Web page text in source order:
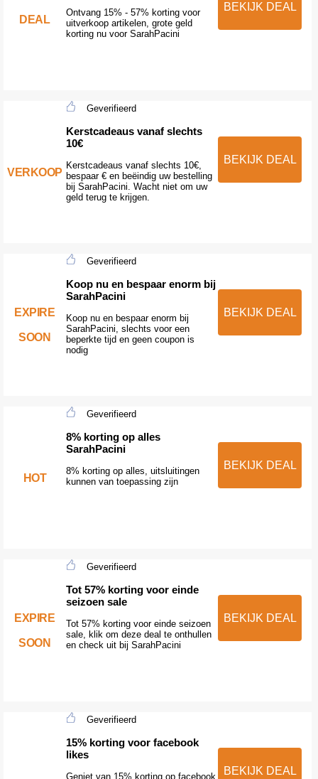
DEAL
Ontvang 15% - 57% korting voor
uitverkoop artikelen, grote geld
korting nu voor SarahPacini
BEKIJK DEAL
VERKOOP
Geverifieerd
Kerstcadeaus vanaf slechts
10€
Kerstcadeaus vanaf slechts 10€,
bespaar € en beëindig uw bestelling
bij SarahPacini. Wacht niet om uw
geld terug te krijgen.
BEKIJK DEAL
EXPIRE
SOON
Geverifieerd
Koop nu en bespaar enorm bij
SarahPacini
Koop nu en bespaar enorm bij
SarahPacini, slechts voor een
beperkte tijd en geen coupon is
nodig
BEKIJK DEAL
HOT
Geverifieerd
8% korting op alles
SarahPacini
8% korting op alles, uitsluitingen
kunnen van toepassing zijn
BEKIJK DEAL
EXPIRE
SOON
Geverifieerd
Tot 57% korting voor einde
seizoen sale
Tot 57% korting voor einde seizoen
sale, klik om deze deal te onthullen
en check uit bij SarahPacini
BEKIJK DEAL
Geverifieerd
15% korting voor facebook
likes
Geniet van 15% korting op facebook BEKIJK DEAL